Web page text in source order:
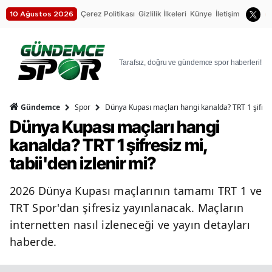
10 Ağustos 2026 Çerez Politikası Gizlilik İlkeleri Künye İletişim
Tarafsız, doğru ve gündemce spor haberleri!
Gündemce Spor Dünya Kupası maçları hangi kanalda? TRT 1
Dünya Kupası maçları hangi
kanalda? TRT 1 şifresiz mi,
tabii'den izlenir mi?
2026 Dünya Kupası maçlarının tamamı TRT 1 ve
TRT Spor'dan şifresiz yayınlanacak. Maçların
internetten nasıl izleneceği ve yayın detayları
haberde.